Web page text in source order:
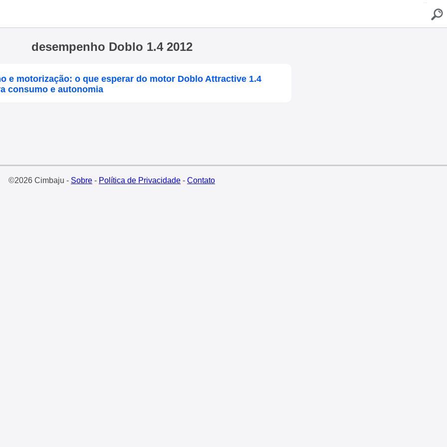
desempenho Doblo 1.4 2012
e motorização: o que esperar do motor Doblo Attractive 1.4
consumo e autonomia
©2026 Cimbaju - Sobre- Política de Privacidade- Contato